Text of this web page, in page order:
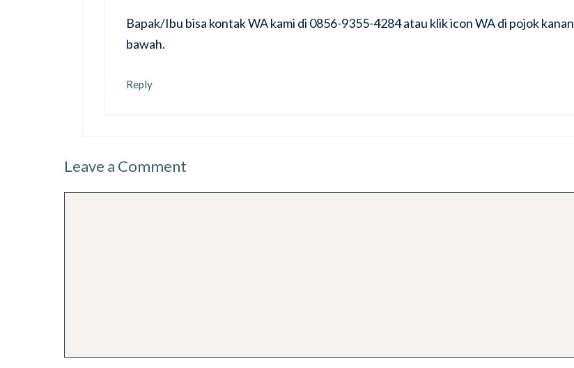
Bapak/Ibu bisa kontak WA kami di 0856-9355-4284 atau klik icon WA di pojok kanan
bawah.
Reply
Leave a Comment